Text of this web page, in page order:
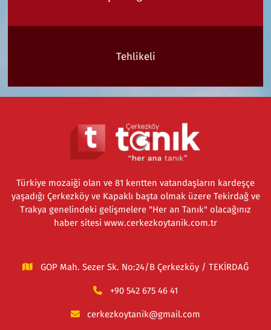
Tehlikeli
Türkiye mozaiği olan ve 81 kentten vatandaşların kardeşçe
yaşadığı Çerkezköy ve Kapaklı başta olmak üzere Tekirdağ ve
Trakya genelindeki gelişmelere "Her an Tanık" olacağınız
haber sitesi www.cerkezkoytanik.com.tr
GOP Mah. Sezer Sk. No:24/B Çerkezköy / TEKİRDAĞ
+90 542 675 46 41
cerkezkoytanik@gmail.com